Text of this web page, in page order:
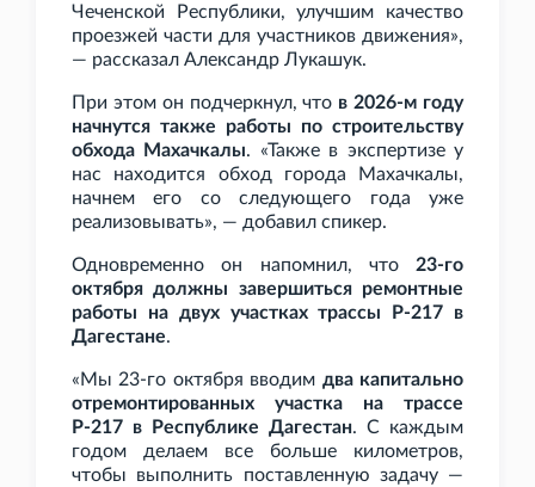
Чеченской Республики, улучшим качество
проезжей части для участников движения»,
— рассказал Александр Лукашук.
При этом он подчеркнул, что в 2026-м году
начнутся также работы по строительству
обхода Махачкалы. «Также в экспертизе у
нас находится обход города Махачкалы,
начнем его со следующего года уже
реализовывать», — добавил спикер.
Одновременно он напомнил, что 23-го
октября должны завершиться ремонтные
работы на двух участках трассы Р-217 в
Дагестане.
«Мы 23-го октября вводим два капитально
отремонтированных участка на трассе
Р-217 в Республике Дагестан. С каждым
годом делаем все больше километров,
чтобы выполнить поставленную задачу —